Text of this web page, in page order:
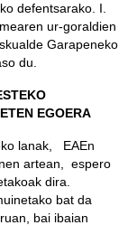
defentsarako. I.
ur-goraldien
Garapeneko
du.
EGOERA
lanak, EAEn
artean, espero
dira.
bat da
bai ibaian